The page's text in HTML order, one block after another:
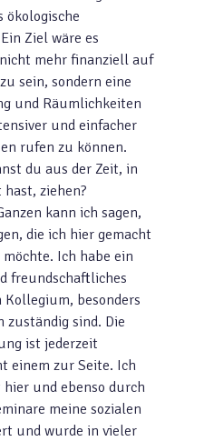
ökologische
Ziel wäre es
mehr finanziell auf
sein, sondern eine
und Räumlichkeiten
und einfacher
rufen zu können.
du aus der Zeit, in
ziehen?
kann ich sagen,
die ich hier gemacht
Ich habe ein
freundschaftliches
besonders
zuständig sind. Die
ist jederzeit
einem zur Seite. Ich
und ebenso durch
meine sozialen
und wurde in vieler